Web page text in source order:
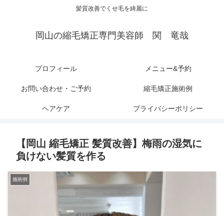
髪質改善でくせ毛を綺麗に
岡山の縮毛矯正専門美容師 関 竜哉
プロフィール メニュー&予約
お問い合わせ・ご予約 縮毛矯正施術例
ヘアケア プライバシーポリシー
【岡山 縮毛矯正 髪質改善】梅雨の湿気に
負けない髪質を作る
施術例